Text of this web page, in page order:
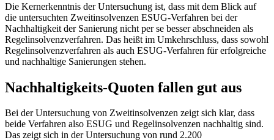
Die Kernerkenntnis der Untersuchung ist, dass mit dem Blick auf
die untersuchten Zweitinsolvenzen ESUG-Verfahren bei der
Nachhaltigkeit der Sanierung nicht per se besser abschneiden als
Regelinsolvenzverfahren. Das heißt im Umkehrschluss, dass sowohl
Regelinsolvenzverfahren als auch ESUG-Verfahren für erfolgreiche
und nachhaltige Sanierungen stehen.
Nachhaltigkeits-Quoten fallen gut aus
Bei der Untersuchung von Zweitinsolvenzen zeigt sich klar, dass
beide Verfahren also ESUG und Regelinsolvenzen nachhaltig sind.
Das zeigt sich in der Untersuchung von rund 2.200